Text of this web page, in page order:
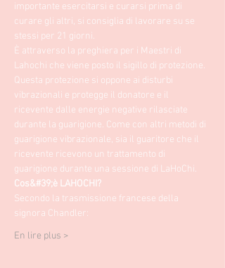
importante esercitarsi e curarsi prima di
curare gli altri, si consiglia di lavorare su se
stessi per 21 giorni.
È attraverso la preghiera per i Maestri di
Lahochi che viene posto il sigillo di protezione.
Questa protezione si oppone ai disturbi
vibrazionali e protegge il donatore e il
ricevente dalle energie negative rilasciate
durante la guarigione. Come con altri metodi di
guarigione vibrazionale, sia il guaritore che il
ricevente ricevono un trattamento di
guarigione durante una sessione di LaHoChi.
Cos&#39;è LAHOCHI?
Secondo la trasmissione francese della
signora Chandler:
En lire plus >